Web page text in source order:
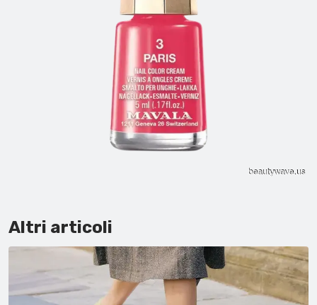
Altri articoli